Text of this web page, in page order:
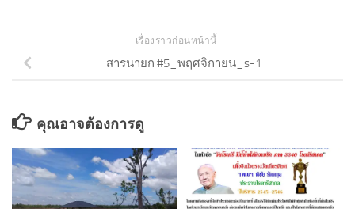
เรื่องราวก่อนหน้านี้
สารนายก #5_พฤศจิกายน_s-1
คุณอาจต้องการดู